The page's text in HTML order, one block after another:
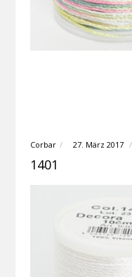
Corbar 27. März 2017
1401